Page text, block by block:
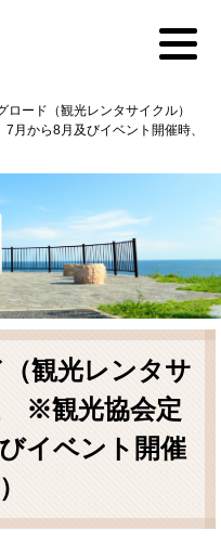
ロード（観光レンタサイクル）
から8月及びイベント開催時、
観光レンタサ
※観光協会定
イベント開催